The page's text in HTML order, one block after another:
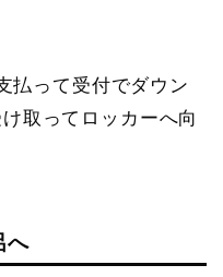
払って受付でダウン
取ってロッカーへ向
へ